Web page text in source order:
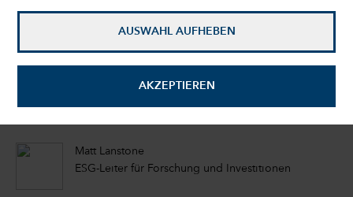
AUSWAHL AUFHEBEN
AKZEPTIEREN
Unternehmens
Emma Doner
Matt Lanstone
ESG-Leiter für Forschung und Investitionen